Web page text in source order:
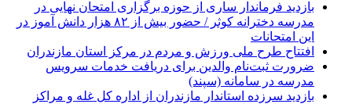
بازدید فرماندار ساری از حوزه برگزاری امتحان نهایی در
مدرسه دخترانه کوثر / حضور بیش از ۸۲ هزار دانش آموز در
این امتحانات
افتتاح طرح ملی ورزش و مردم در مرکز استان مازندران
ضرورت ثبت‌نام والدین برای دریافت خدمات سرویس
مدرسه در سامانه (سپند)
بازدید سرزده استاندار مازندران از اداره کل غله و مراکز